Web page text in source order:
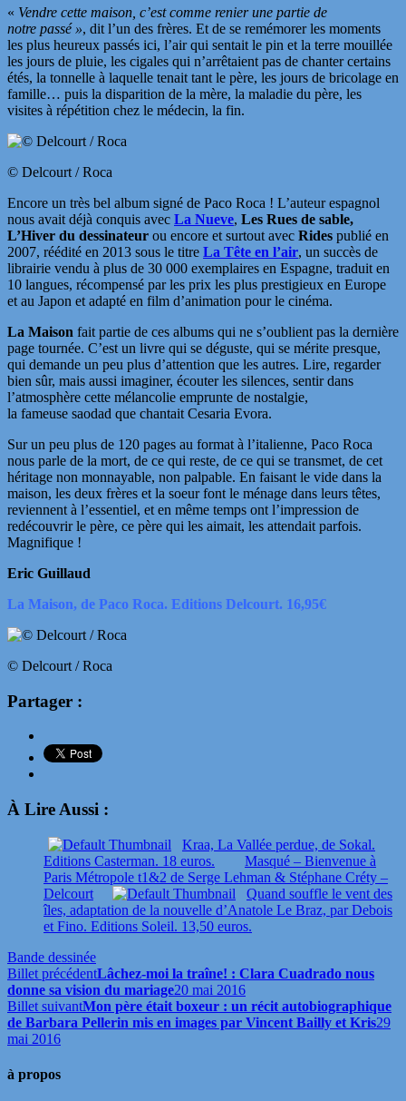
« Vendre cette maison, c’est comme renier une partie de
notre passé », dit l’un des frères. Et de se remémorer les moments
les plus heureux passés ici, l’air qui sentait le pin et la terre mouillée
les jours de pluie, les cigales qui n’arrêtaient pas de chanter certains
étés, la tonnelle à laquelle tenait tant le père, les jours de bricolage en
famille… puis la disparition de la mère, la maladie du père, les
visites à répétition chez le médecin, la fin.
© Delcourt / Roca
Encore un très bel album signé de Paco Roca ! L’auteur espagnol
nous avait déjà conquis avec La Nueve, Les Rues de sable,
L’Hiver du dessinateur ou encore et surtout avec Rides publié en
2007, réédité en 2013 sous le titre La Tête en l’air, un succès de
librairie vendu à plus de 30 000 exemplaires en Espagne, traduit en
10 langues, récompensé par les prix les plus prestigieux en Europe
et au Japon et adapté en film d’animation pour le cinéma.
La Maison fait partie de ces albums qui ne s’oublient pas la dernière
page tournée. C’est un livre qui se déguste, qui se mérite presque,
qui demande un peu plus d’attention que les autres. Lire, regarder
bien sûr, mais aussi imaginer, écouter les silences, sentir dans
l’atmosphère cette mélancolie emprunte de nostalgie,
la fameuse saodad que chantait Cesaria Evora.
Sur un peu plus de 120 pages au format à l’italienne, Paco Roca
nous parle de la mort, de ce qui reste, de ce qui se transmet, de cet
héritage non monnayable, non palpable. En faisant le vide dans la
maison, les deux frères et la soeur font le ménage dans leurs têtes,
reviennent à l’essentiel, et en même temps ont l’impression de
redécouvrir le père, ce père qui les aimait, les attendait parfois.
Magnifique !
Eric Guillaud
La Maison, de Paco Roca. Editions Delcourt. 16,95€
© Delcourt / Roca
Partager :
À Lire Aussi :
Kraa, La Vallée perdue, de Sokal.
Editions Casterman. 18 euros.
Masqué – Bienvenue à
Paris Métropole t1&2 de Serge Lehman & Stéphane Créty –
Delcourt
Quand souffle le vent des
îles, adaptation de la nouvelle d’Anatole Le Braz, par Debois
et Fino. Editions Soleil. 13,50 euros.
Bande dessinée
Billet précédentLâchez-moi la traîne! : Clara Cuadrado nous
donne sa vision du mariage20 mai 2016
Billet suivantMon père était boxeur : un récit autobiographique
de Barbara Pellerin mis en images par Vincent Bailly et Kris29
mai 2016
à propos